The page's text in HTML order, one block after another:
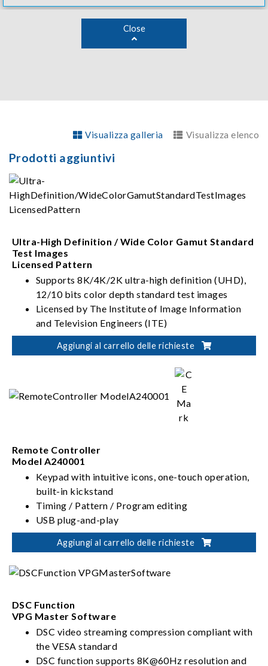
Close
Visualizza galleria Visualizza elenco
Prodotti aggiuntivi
Ultra-High Definition / Wide Color Gamut Standard
Test Images
Licensed Pattern
Supports 8K/4K/2K ultra-high definition (UHD),
12/10 bits color depth standard test images
Licensed by The Institute of Image Information
and Television Engineers (ITE)
Supports HDMI/DisplayPort/USB-
C/SDI/eDP/MIPI/V-by-One/LVDS/DVI/Analog
All test images comply with ITU-R BT.2020
Aggiungi al carrello delle richieste
Remote Controller
Model A240001
Keypad with intuitive icons, one-touch operation,
built-in kickstand
Timing / Pattern / Program editing
USB plug-and-play
Lightweight, responsive and easy to operate
Aggiungi al carrello delle richieste
DSC Function
VPG Master Software
DSC video streaming compression compliant with
the VESA standard
DSC function supports 8K@60Hz resolution and